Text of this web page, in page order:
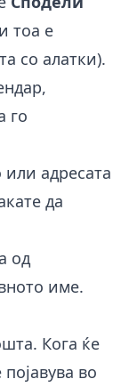
тоа е
со алатки).
го
адресата
да
од
име.
Кога ќе
во